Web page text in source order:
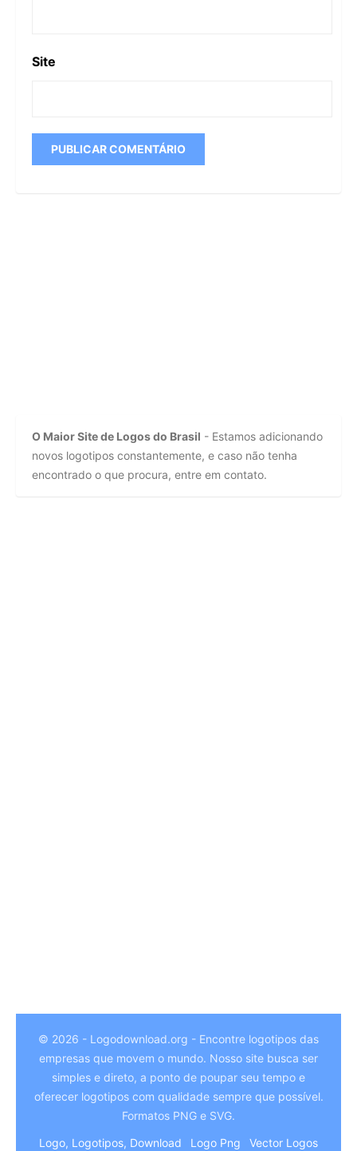
Site
O Maior Site de Logos do Brasil - Estamos adicionando
novos logotipos constantemente, e caso não tenha
encontrado o que procura, entre em contato.
© 2026 - Logodownload.org - Encontre logotipos das
empresas que movem o mundo. Nosso site busca ser
simples e direto, a ponto de poupar seu tempo e
oferecer logotipos com qualidade sempre que possível.
Formatos PNG e SVG.
Logo, Logotipos, Download
Logo Png Vector Logos
Italian
Hindi
German